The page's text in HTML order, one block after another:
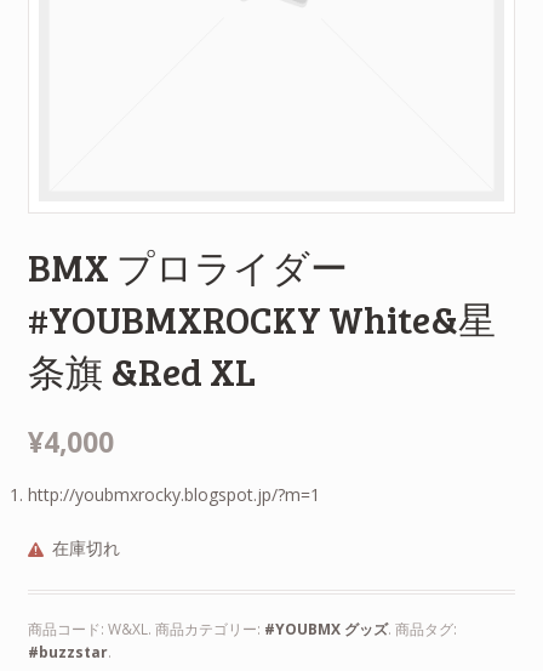
BMX プロライダー
#YOUBMXROCKY White&星
条旗 &Red XL
¥4,000
http://youbmxrocky.blogspot.jp/?m=1
在庫切れ
商品コード: W&XL. 商品カテゴリー: #YOUBMX グッズ. 商品タグ:
#buzzstar.